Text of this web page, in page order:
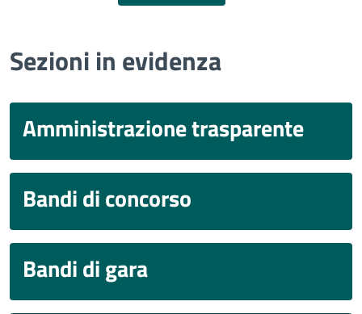
Sezioni in evidenza
Amministrazione trasparente
Bandi di concorso
Bandi di gara